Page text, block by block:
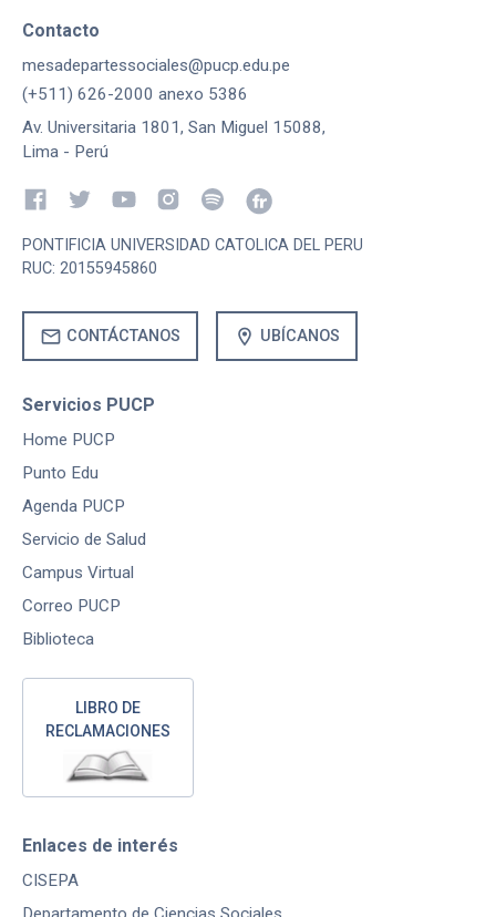
Contacto
mesadepartessociales@pucp.edu.pe
(+511) 626-2000 anexo 5386
Av. Universitaria 1801, San Miguel 15088,
Lima - Perú
PONTIFICIA UNIVERSIDAD CATOLICA DEL PERU
RUC: 20155945860
mail CONTÁCTANOS location_on UBÍCANOS
Servicios PUCP
Home PUCP
Punto Edu
Agenda PUCP
Servicio de Salud
Campus Virtual
Correo PUCP
Biblioteca
LIBRO DE
RECLAMACIONES
Enlaces de interés
CISEPA